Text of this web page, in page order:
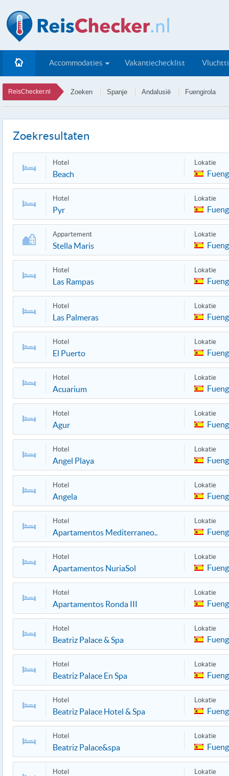
Accommodaties Vakantiechecklist
ReisChecker.nl Zoeken Spanje Andalusië Fuengirola
Zoekresultaten
Hotel
Beach
Lokatie
Hotel
Pyr
Lokatie
Appartement
Stella Maris
Lokatie
Hotel
Las Rampas
Lokatie
Hotel
Las Palmeras
Lokatie
Hotel
El Puerto
Lokatie
Hotel
Acuarium
Lokatie
Hotel
Agur
Lokatie
Hotel
Angel Playa
Lokatie
Hotel
Angela
Lokatie
Hotel
Apartamentos Mediterraneo..
Lokatie
Hotel
Apartamentos NuriaSol
Lokatie
Hotel
Apartamentos Ronda III
Lokatie
Hotel
Beatriz Palace & Spa
Lokatie
Hotel
Beatriz Palace En Spa
Lokatie
Hotel
Beatriz Palace Hotel & Spa
Lokatie
Hotel
Beatriz Palace&spa
Lokatie
Hotel Lokatie